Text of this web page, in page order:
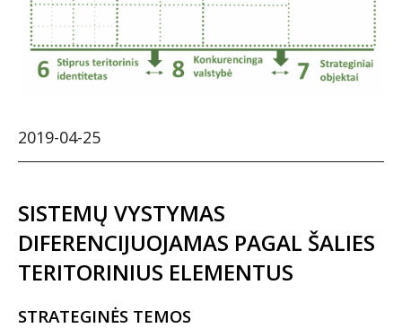
2019-04-25
SISTEMŲ VYSTYMAS
DIFERENCIJUOJAMAS PAGAL ŠALIES
TERITORINIUS ELEMENTUS
STRATEGINĖS TEMOS